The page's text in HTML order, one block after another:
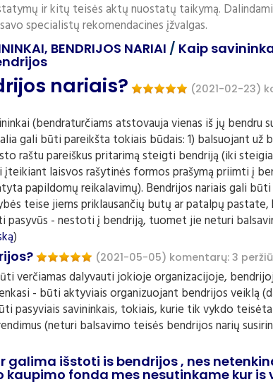
ir kitų teisės aktų nuostatų taikymą.
specialistų rekomendacines įžvalgas.
BENDRIJOS NARIAI / Kaip
nariais? (2021-02-23)
(bendraturčiams atstovauja vienas iš jų bendru
gali būti pareikšta tokiais būdais: 1) balsuojant už
raštu pareiškus pritarimą steigti bendriją (iki
įteikiant laisvos rašytinės formos prašymą priimti į
papildomų reikalavimų). Bendrijos nariais gali
teise jiems priklausančių butų ar patalpų pastate,
pasyvūs - nestoti į bendriją, tuomet jie neturi
)
(2021-05-05) komentarų: 3
verčiamas dalyvauti jokioje organizacijoje,
- būti aktyviais organizuojant bendrijos veiklą
pasyviais savininkais, tokiais, kurie tik vykdo
(neturi balsavimo teisės bendrijos narių
galima išstoti is bendrijos , nes
kaupimo fonda mes nesutinkame kur is